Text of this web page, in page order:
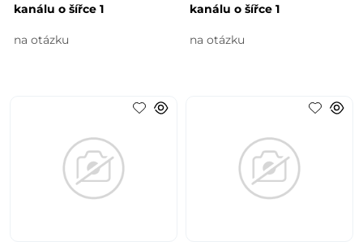
kanálu o šířce 1
na otázku
kanálu o šířce 1
na otázku